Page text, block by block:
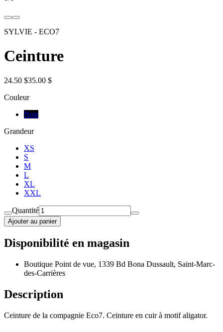
SYLVIE - ECO7
Ceinture
24.50 $35.00 $
Couleur
Noir
Grandeur
XS
S
M
L
XL
XXL
Quantité
Ajouter au panier
Disponibilité en magasin
Boutique Point de vue, 1339 Bd Bona Dussault, Saint-Marc-
des-Carrières
Description
Ceinture de la compagnie Eco7. Ceinture en cuir à motif aligator.